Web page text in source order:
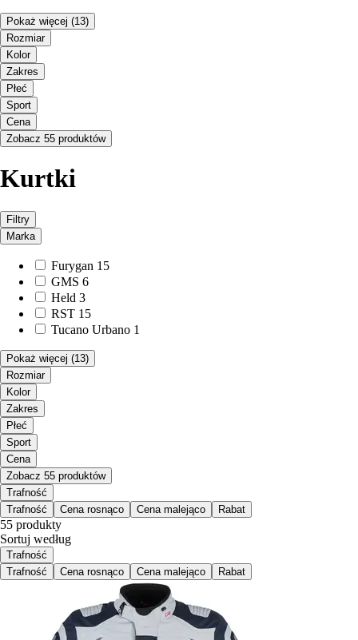
Pokaż więcej (13)
Rozmiar
Kolor
Zakres
Płeć
Sport
Cena
Zobacz 55 produktów
Kurtki
Filtry
Marka
Furygan 15
GMS 6
Held 3
RST 15
Tucano Urbano 1
Pokaż więcej (13)
Rozmiar
Kolor
Zakres
Płeć
Sport
Cena
Zobacz 55 produktów
Trafność
Trafność
Cena rosnąco Cena malejąco Rabat
55 produkty
Sortuj według
Trafność
Trafność
Cena rosnąco Cena malejąco Rabat